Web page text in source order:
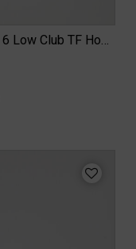
Botines Fútbol Nike Phantom 6 Low Club TF Hombre